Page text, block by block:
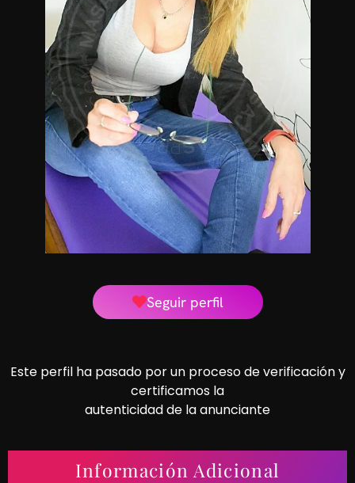
Seguir perfil
Este perfil ha pasado por un proceso de verificación y
certificamos la
autenticidad de la anunciante
Información Adicional